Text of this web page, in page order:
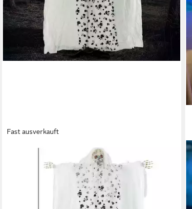
Fast ausverkauft
Dekofigur Halloween Dekoration Geisterbraut mit
Spezialeffekten, Soundfunktion (Set, 1 St., 1 x
Halloween-Dekoration), Mit Leuchtern